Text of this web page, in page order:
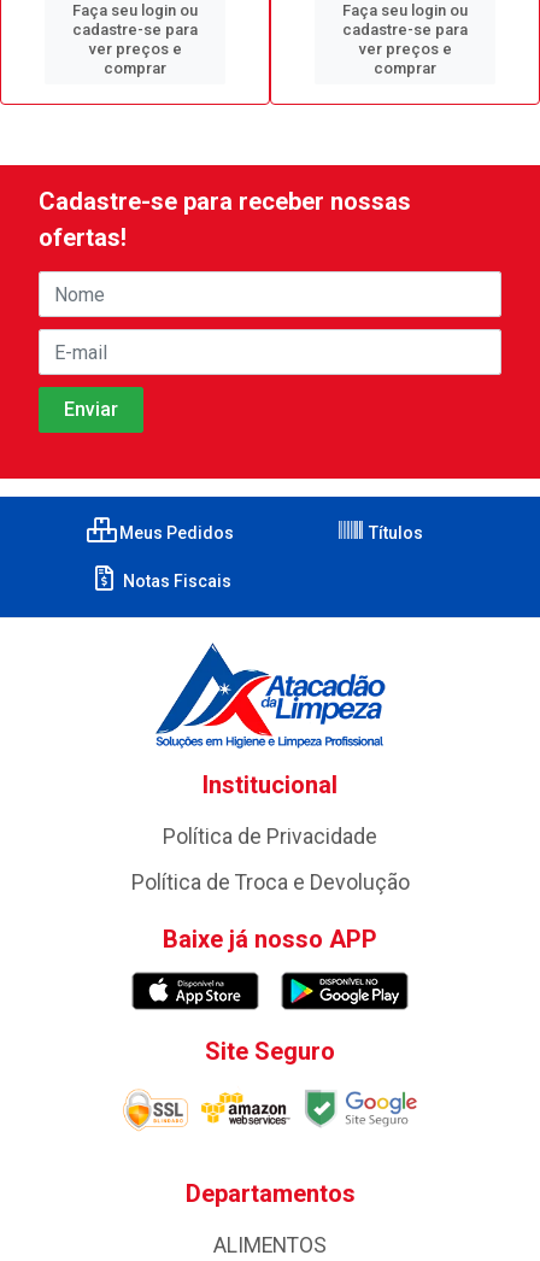
Faça seu login ou
cadastre-se para
ver preços e
comprar
Faça seu login ou
cadastre-se para
ver preços e
comprar
Cadastre-se para receber nossas
ofertas!
Meus Pedidos Títulos
Notas Fiscais
Institucional
Política de Privacidade
Política de Troca e Devolução
Baixe já nosso APP
Site Seguro
Departamentos
ALIMENTOS